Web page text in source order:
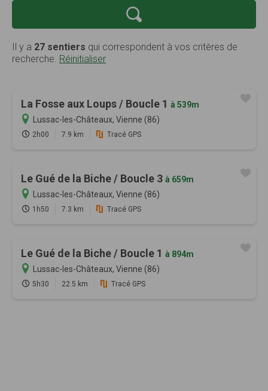
Il y a 27 sentiers qui correspondent à vos critères de
recherche. Réinitialiser
La Fosse aux Loups / Boucle 1 à 539m
Lussac-les-Châteaux, Vienne (86)
2h00 7.9 km Tracé GPS
Le Gué de la Biche / Boucle 3 à 659m
Lussac-les-Châteaux, Vienne (86)
1h50 7.3 km Tracé GPS
Le Gué de la Biche / Boucle 1 à 894m
Lussac-les-Châteaux, Vienne (86)
5h30 22.5 km Tracé GPS